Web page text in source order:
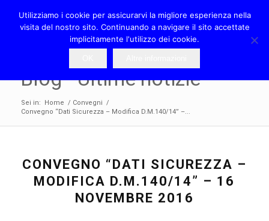
Blog - Ultime notizie
Sei in: Home / Convegni /
Convegno “Dati Sicurezza – Modifica D.M.140/14” –...
CONVEGNO “DATI SICUREZZA –
MODIFICA D.M.140/14” – 16
NOVEMBRE 2016
Utilizziamo i cookie per assicurarvi la migliore esperienza nella
visita del nostro sito. Continuando a navigare il sito accettate
implicitamente l'utilizzo dei cookie.